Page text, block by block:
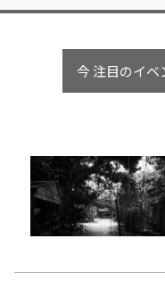
今 注目のイベ